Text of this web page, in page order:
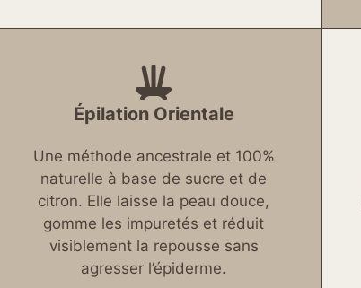
Épilation Orientale
Une méthode ancestrale et 100%
naturelle à base de sucre et de
citron. Elle laisse la peau douce,
gomme les impuretés et réduit
visiblement la repousse sans
agresser l’épiderme.